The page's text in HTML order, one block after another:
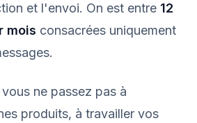
et l'envoi. On est entre 12
mois consacrées uniquement
ne passez pas à
produits, à travailler vos